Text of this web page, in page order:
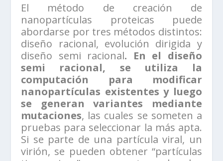
El método de creación de
nanopartículas proteicas puede
abordarse por tres métodos distintos:
diseño racional, evolución dirigida y
diseño semi racional. En el diseño
semi racional, se utiliza la
computación para modificar
nanopartículas existentes y luego
se generan variantes mediante
mutaciones, las cuales se someten a
pruebas para seleccionar la más apta.
Si se parte de una partícula viral, un
virión, se pueden obtener “partículas